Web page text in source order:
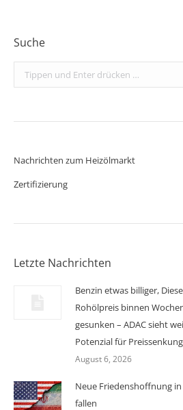
Suche
Search:
Nachrichten zum Heizölmarkt
Zertifizierung
Letzte Nachrichten
Benzin etwas billiger,
Rohölpreis binnen
gesunken – ADAC sieht
Potenzial für
August 6, 2026
Neue Friedenshoffnung
fallen